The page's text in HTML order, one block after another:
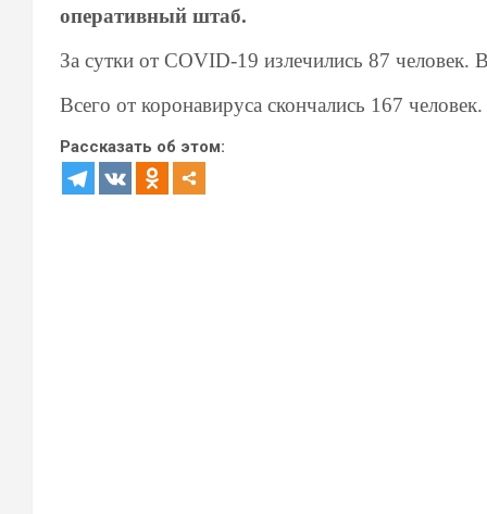
оперативный штаб.
За сутки от COVID-19 излечились 87 человек.
Всего от коронавируса скончались 167
Рассказать об этом: